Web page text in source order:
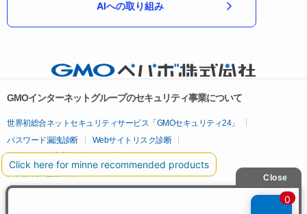
AIへの取り組み
GMOインターネットグループのセキュリティ事業について
世界初総合ネットセキュリティサービス「GMOセキュリティ24」
パスワード漏洩診断
Webサイトリスク診断
セキュリティ相談AIチャットボット
実在証明・盗聴対策
サイバー攻撃対策（GMOサイバーセキュリティ byイエラエ）